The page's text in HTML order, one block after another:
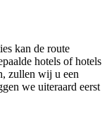
kan de route
hotels of hotels
zullen wij u een
we uiteraard eerst